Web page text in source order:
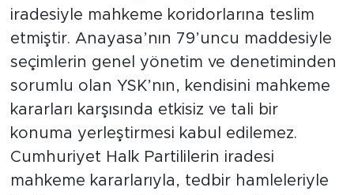
iradesiyle mahkeme koridorlarına teslim
etmiştir. Anayasa’nın 79’uncu maddesiyle
seçimlerin genel yönetim ve denetiminden
sorumlu olan YSK’nın, kendisini mahkeme
kararları karşısında etkisiz ve tali bir
konuma yerleştirmesi kabul edilemez.
Cumhuriyet Halk Partililerin iradesi
mahkeme kararlarıyla, tedbir hamleleriyle